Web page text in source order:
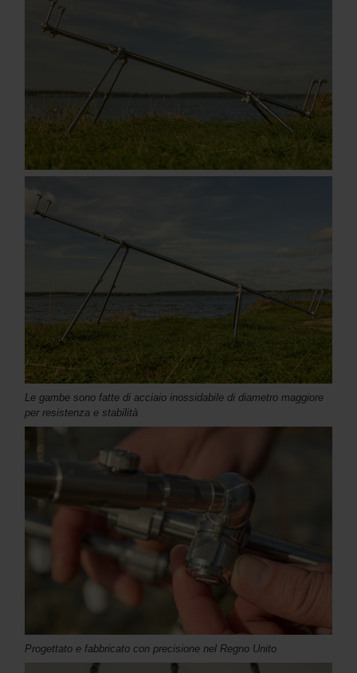
Le gambe sono fatte di acciaio inossidabile di diametro maggiore
per resistenza e stabilità
Progettato e fabbricato con precisione nel Regno Unito